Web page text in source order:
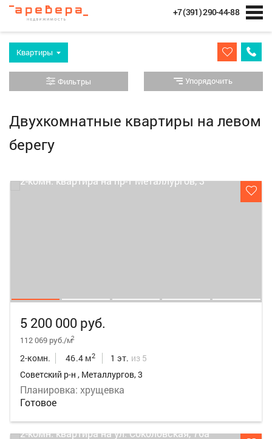
+7 (391) 290-44-88
Квартиры
Фильтры Упорядочить
Двухкомнатные квартиры на левом
берегу
5 200 000 руб.
112 069 руб./м2
2-комн. 46.4 м2 1 эт. из 5
Советский р-н , Металлургов, 3
Планировка: хрущевка
Готовое